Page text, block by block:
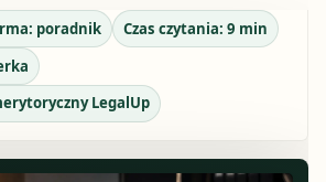
poradnik Czas czytania: 9 min
LegalUp